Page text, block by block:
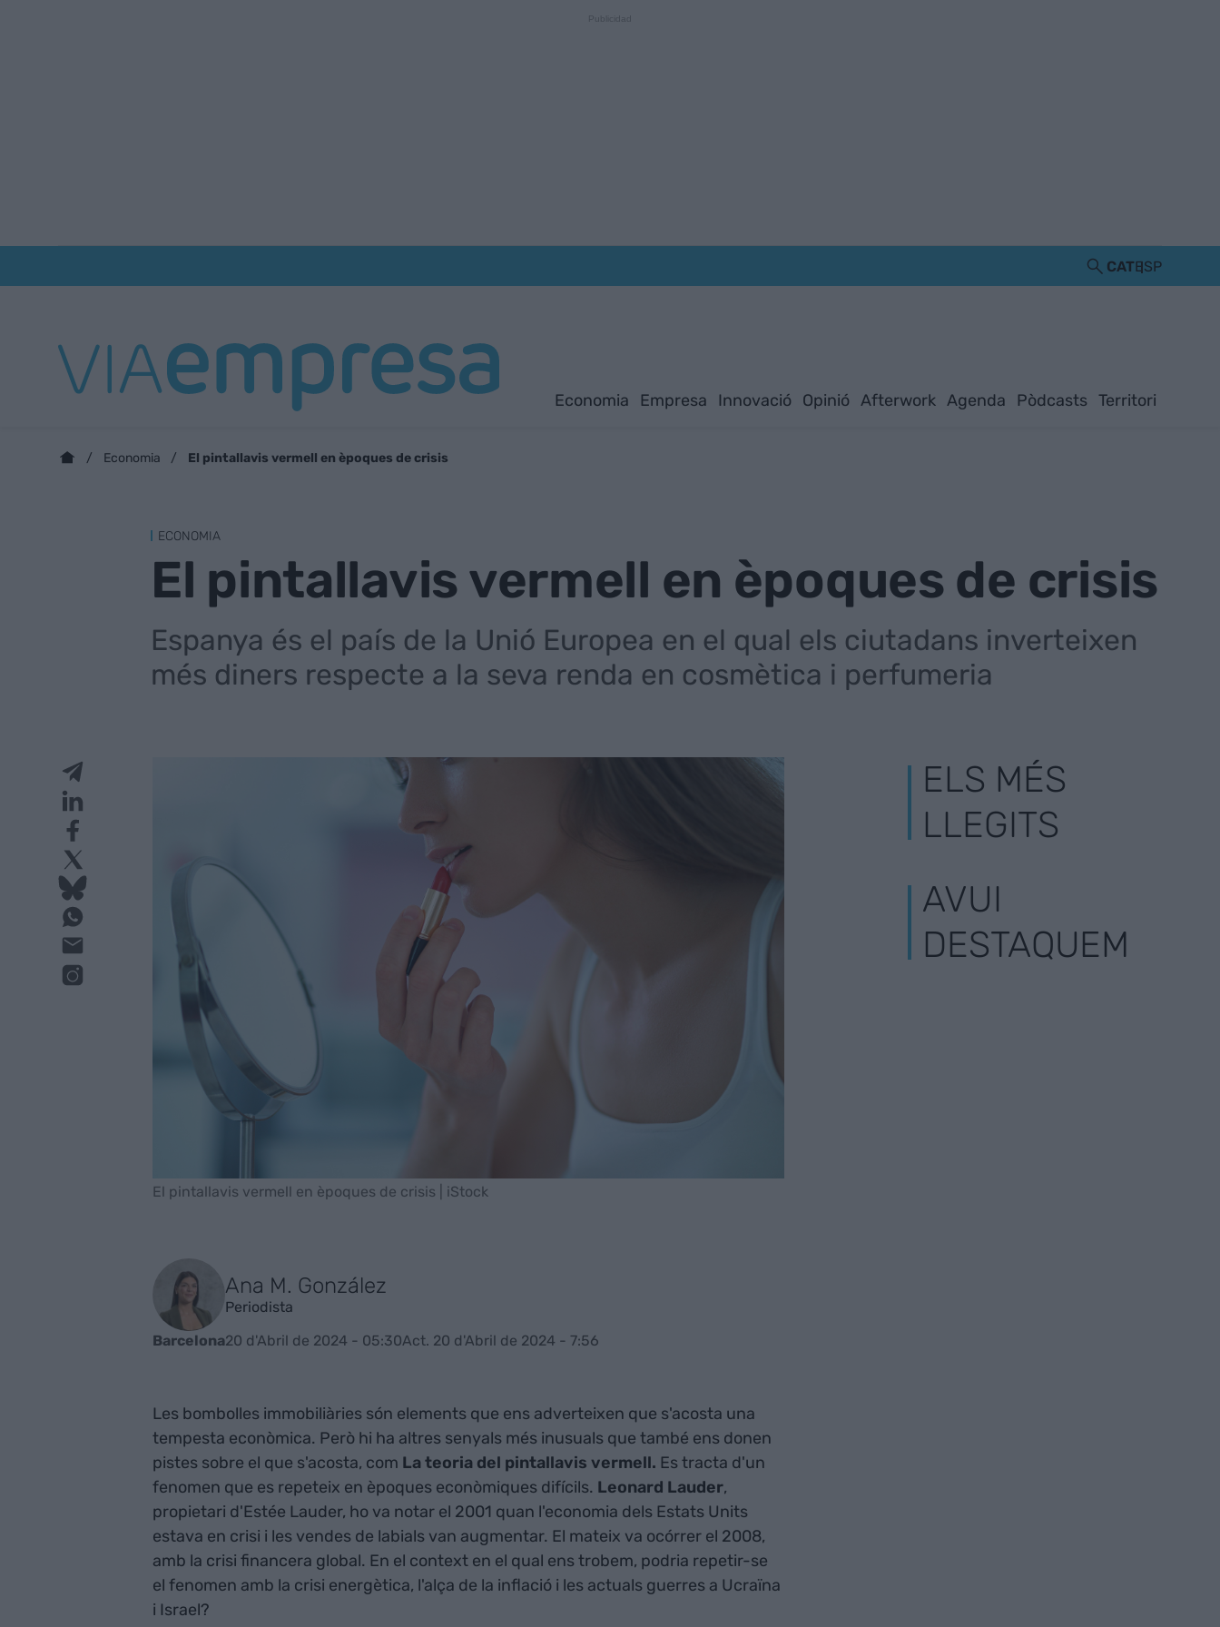
CATESP
Economia Empresa Innovació Opinió Afterwork Agenda Pòdcasts Territori
Economia El pintallavis vermell en èpoques de crisis
ECONOMIA
El pintallavis vermell en èpoques de crisis
Espanya és el país de la Unió Europea en el qual els ciutadans inverteixen
més diners respecte a la seva renda en cosmètica i perfumeria
El pintallavis vermell en èpoques de crisis | iStock
Ana M. González
Periodista
Barcelona20 d'Abril de 2024 - 05:30Act. 20 d'Abril de 2024 - 7:56
Les bombolles immobiliàries són elements que ens adverteixen que s'acosta una
tempesta econòmica. Però hi ha altres senyals més inusuals que també ens donen
pistes sobre el que s'acosta, com Lateoria del pintallavis vermell. Es tracta d'un
fenomen que es repeteix en èpoques econòmiques difícils. Leonard Lauder,
propietari d'Estée Lauder, ho va notar el 2001 quan l'economia dels Estats Units
estava en crisi i les vendes de labials van augmentar. El mateix va ocórrer el 2008,
amb la crisi financera global. En el context en el qual ens trobem, podria repetir-se
el fenomen amb la crisi energètica, l'alça de la inflació i les actuals guerres a Ucraïna
i Israel?
ELS MÉS
LLEGITS
AVUI
DESTAQUEM